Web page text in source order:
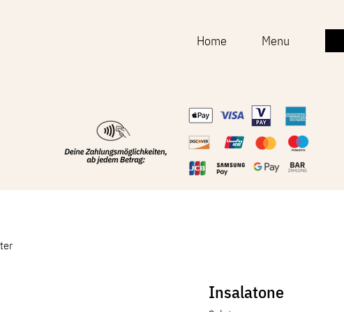
Home Menu
Insalatone